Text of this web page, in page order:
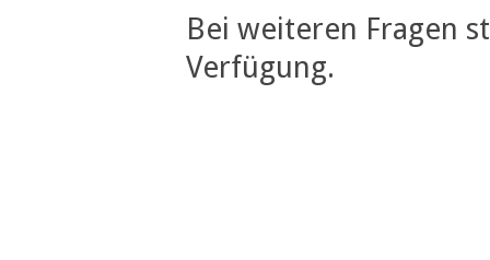
Bei weiteren Fragen
Verfügung.